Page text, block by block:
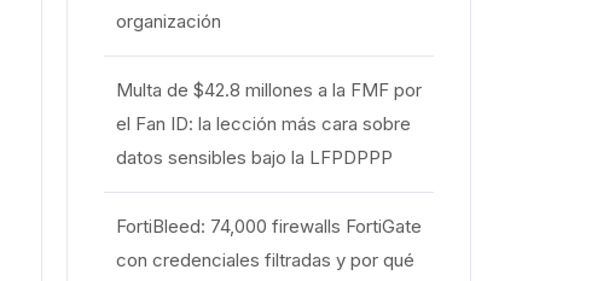
organización
Multa de $42.8 millones a la FMF por
el Fan ID: la lección más cara sobre
datos sensibles bajo la LFPDPPP
FortiBleed: 74,000 firewalls FortiGate
con credenciales filtradas y por qué